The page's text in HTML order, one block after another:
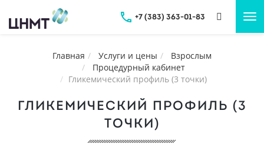
+7 (383) 363-01-83
Главная Услуги и цены
Взрослым
Процедурный кабинет
Гликемический профиль (3 точки)
ГЛИКЕМИЧЕСКИЙ ПРОФИЛЬ (3
ТОЧКИ)